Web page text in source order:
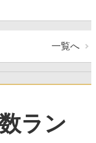
一覧へ
ラン